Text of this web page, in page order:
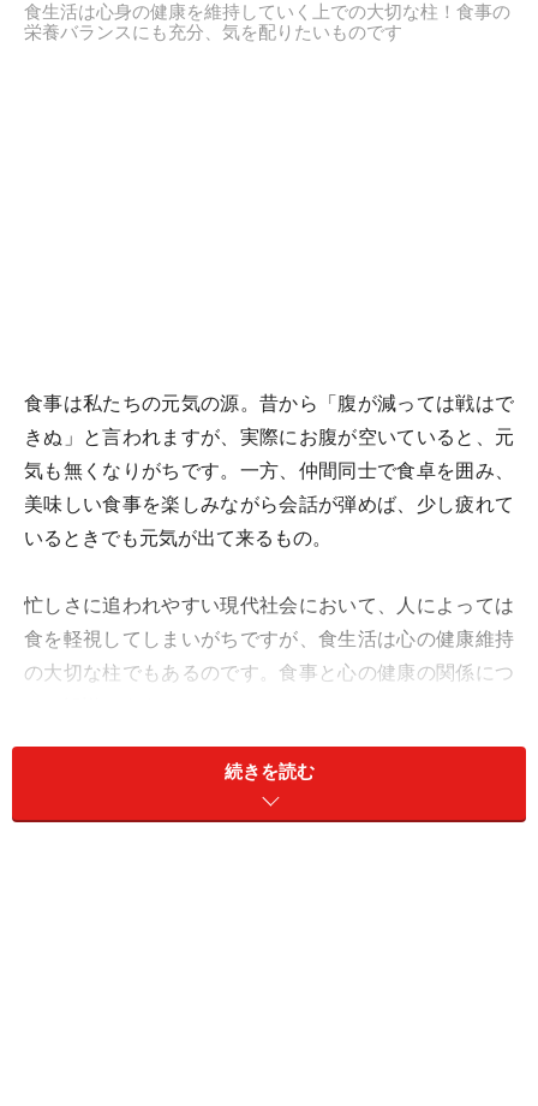
食生活は心身の健康を維持していく上での大切な柱！食事の
栄養バランスにも充分、気を配りたいものです
食事は私たちの元気の源。昔から「腹が減っては戦はで
きぬ」と言われますが、実際にお腹が空いていると、元
気も無くなりがちです。一方、仲間同士で食卓を囲み、
美味しい食事を楽しみながら会話が弾めば、少し疲れて
いるときでも元気が出て来るもの。
忙しさに追われやすい現代社会において、人によっては
食を軽視してしまいがちですが、食生活は心の健康維持
の大切な柱でもあるのです。食事と心の健康の関係につ
毎日の食べ物が、あなたそのものになって
続きを読む